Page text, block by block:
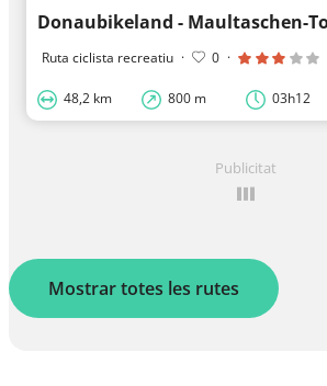
Ruta ciclista recreatiu · 0 ·
48,2 km 800 m 03h12
Publicitat
Mostrar totes les rutes